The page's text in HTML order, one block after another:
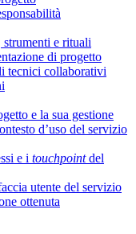
e rituali
di progetto
tecnici collaborativi
e la sua gestione
d’uso del servizio
e i touchpointdel
utente del servizio
ottenuta